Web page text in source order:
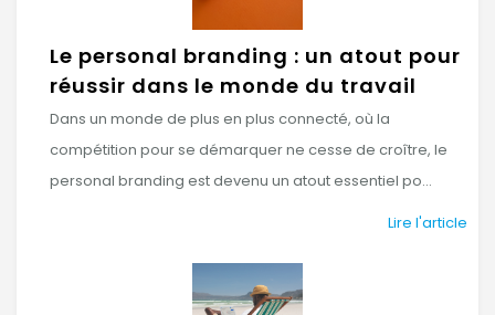
Le personal branding : un atout pour
réussir dans le monde du travail
Dans un monde de plus en plus connecté, où la
compétition pour se démarquer ne cesse de croître, le
personal branding est devenu un atout essentiel po...
Lire l'article